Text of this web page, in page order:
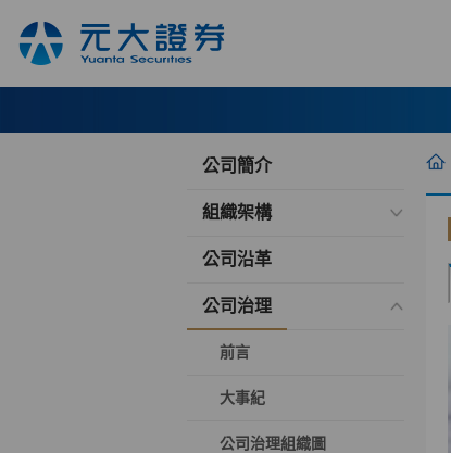
公司簡介
組織架構
公司沿革
公司治理
前言
大事紀
公司治理組織圖